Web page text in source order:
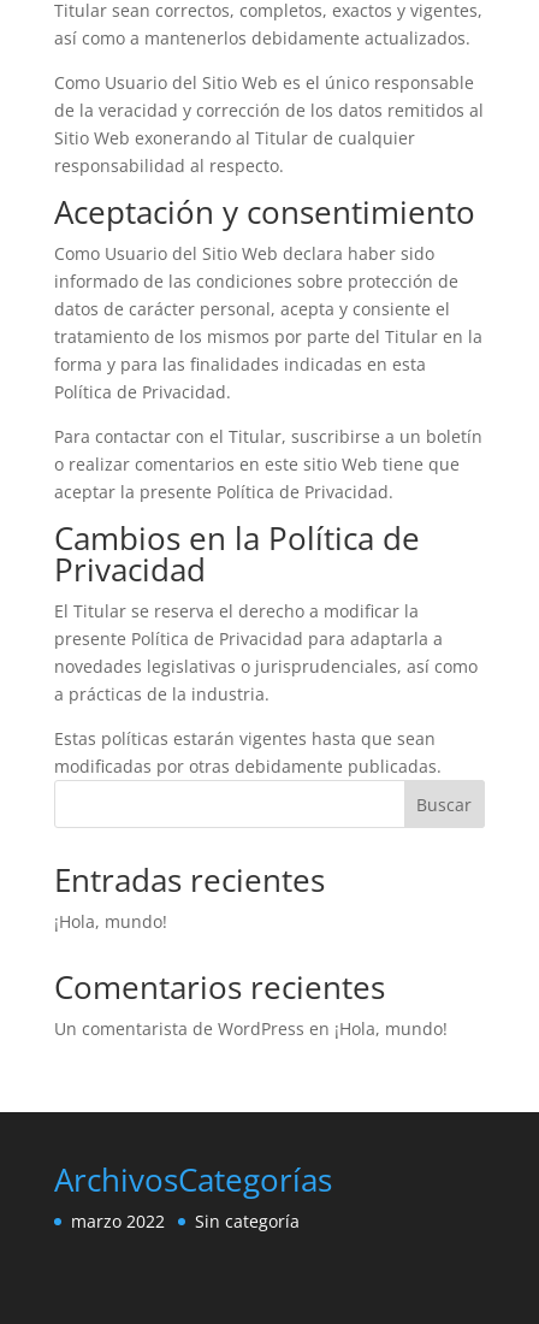
Titular sean correctos, completos, exactos y vigentes,
así como a mantenerlos debidamente actualizados.
Como Usuario del Sitio Web es el único responsable
de la veracidad y corrección de los datos remitidos al
Sitio Web exonerando al Titular de cualquier
responsabilidad al respecto.
Aceptación y consentimiento
Como Usuario del Sitio Web declara haber sido
informado de las condiciones sobre protección de
datos de carácter personal, acepta y consiente el
tratamiento de los mismos por parte del Titular en la
forma y para las finalidades indicadas en esta
Política de Privacidad.
Para contactar con el Titular, suscribirse a un boletín
o realizar comentarios en este sitio Web tiene que
aceptar la presente Política de Privacidad.
Cambios en la Política de
Privacidad
El Titular se reserva el derecho a modificar la
presente Política de Privacidad para adaptarla a
novedades legislativas o jurisprudenciales, así como
a prácticas de la industria.
Estas políticas estarán vigentes hasta que sean
modificadas por otras debidamente publicadas.
Buscar
Entradas recientes
¡Hola, mundo!
Comentarios recientes
Un comentarista de WordPress en ¡Hola, mundo!
Archivos
marzo 2022
Categorías
Sin categoría